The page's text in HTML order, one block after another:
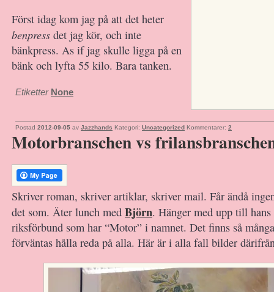
Först idag kom jag på att det heter
benpress det jag kör, och inte
bänkpress. As if jag skulle ligga på en
bänk och lyfta 55 kilo. Bara tanken.
Postad 2012-09-05 av Jazzhands Kategori: Uncategorized Kommentarer: 2
Etiketter None
Motorbranschen vs
Skriver roman, skriver artiklar, skriver mail. Får ändå
det som. Äter lunch med Björn. Hänger med upp till
riksförbund som har “Motor” i namnet. Det finns så
förväntas hålla reda på alla. Här är i alla fall bilder